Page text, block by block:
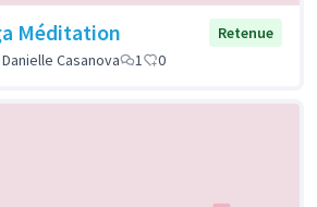
Méditation
Retenue
Casanova
1 0